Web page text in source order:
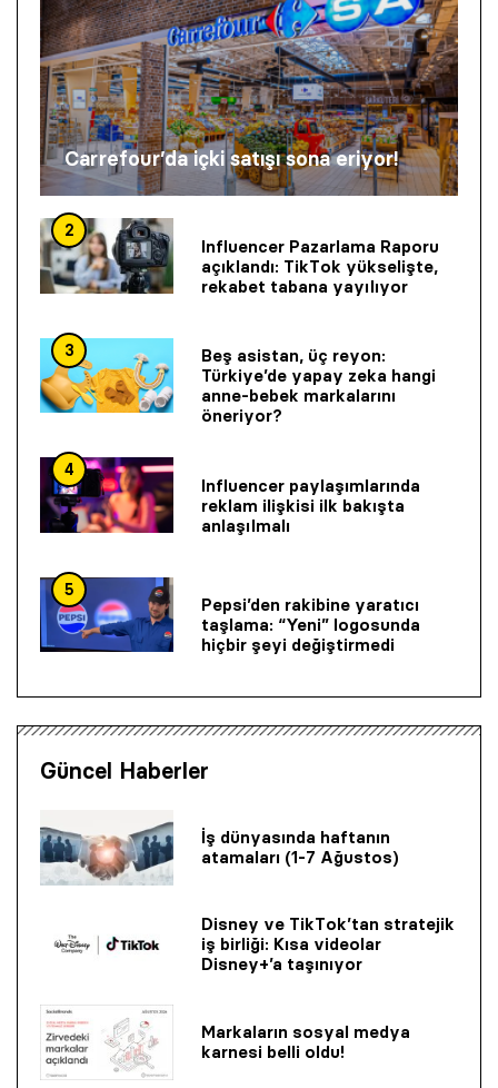
Carrefour’da içki satışı sona eriyor!
2
Influencer Pazarlama Raporu
açıklandı: TikTok yükselişte,
rekabet tabana yayılıyor
3
Beş asistan, üç reyon:
Türkiye’de yapay zeka hangi
anne-bebek markalarını
öneriyor?
4
Influencer paylaşımlarında
reklam ilişkisi ilk bakışta
anlaşılmalı
5
Pepsi’den rakibine yaratıcı
taşlama: “Yeni” logosunda
hiçbir şeyi değiştirmedi
Güncel Haberler
İş dünyasında haftanın
atamaları (1-7 Ağustos)
Disney ve TikTok’tan stratejik
iş birliği: Kısa videolar
Disney+’a taşınıyor
Markaların sosyal medya
karnesi belli oldu!